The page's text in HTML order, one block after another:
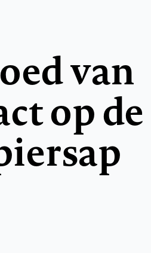
van
op de